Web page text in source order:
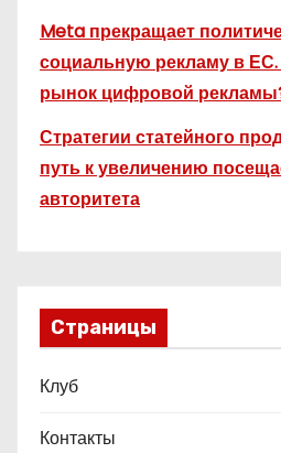
Meta прекращает
социальную рекламу в
рынок цифровой
Стратегии статейного
путь к увеличению
авторитета
Страницы
Клуб
Контакты